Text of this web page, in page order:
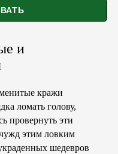
и
кражи
ломать голову,
провернуть эти
этим ловким
шедевров